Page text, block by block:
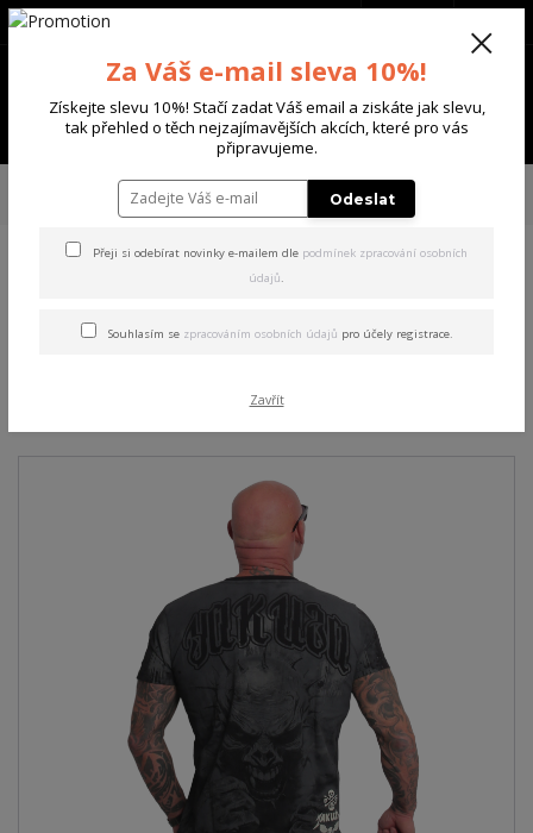
Menu
+420 702 136 620
PÁNSKÉ TRIKA & TÍLKA
Yakuza pánské tričko Winners Allover
Regular T-Shirt black 2XL
Yakuza pánské tričko
Winners Allover Regular T-
Za Váš e-mail sleva 10%!
Získejte slevu 10%! Stačí zadat Váš email a ziskáte jak slevu,
tak přehled o těch nejzajímavějších akcích, které pro vás
připravujeme.
Odeslat
Přeji si odebírat novinky e-mailem dle podmínek zpracování osobních
údajů.
Souhlasím se zpracováním osobních údajů pro účely registrace.
Zavřít